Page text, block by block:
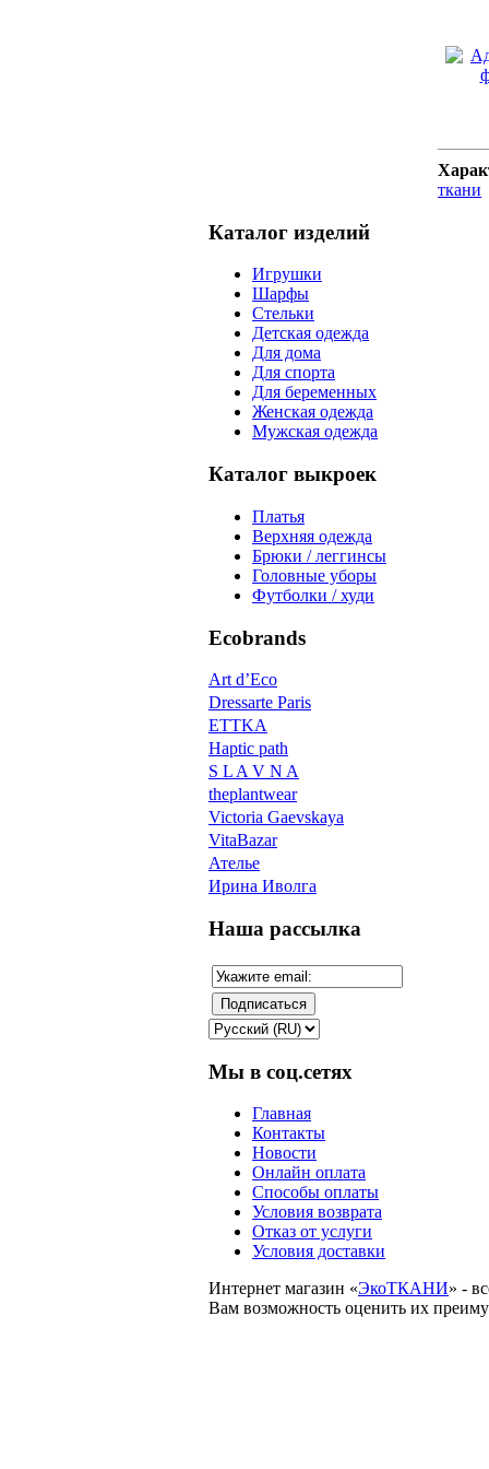
ткани
Каталог изделий
Игрушки
Шарфы
Стельки
Детская одежда
Для дома
Для спорта
Для беременных
Женская одежда
Мужская одежда
Каталог выкроек
Платья
Верхняя одежда
Брюки / леггинсы
Головные уборы
Футболки / худи
Ecobrands
Art d’Eco
Dressarte Paris
ETTKA
Haptic path
S L A V N A
theplantwear
Victoria Gaevskaya
VitaBazar
Ателье
Ирина Иволга
Наша рассылка
Мы в соц.сетях
Главная
Контакты
Новости
Онлайн оплата
Способы оплаты
Условия возврата
Отказ от услуги
Условия доставки
Интернет магазин «ЭкоТКАНИ» -
Вам возможность оценить их